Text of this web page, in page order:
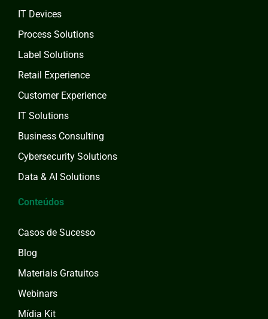
IT Devices
Process Solutions
Label Solutions
Retail Experience
Customer Experience
IT Solutions
Business Consulting
Cybersecurity Solutions
Data & AI Solutions
Conteúdos
Casos de Sucesso
Blog
Materiais Gratuitos
Webinars
Mídia Kit